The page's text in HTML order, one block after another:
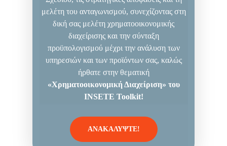
μελέτη του ανταγωνισμού, συνεχίζοντας στη
δική σας μελέτη χρηματοοικονομικής
διαχείρισης και την σύνταξη
προϋπολογισμού μέχρι την ανάλυση των
υπηρεσιών και των προϊόντων σας, καλώς
ήρθατε στην θεματική
«Χρηματοοικονομική Διαχείριση» του
INSETE Toolkit!
ΑΝΑΚΑΛΥΨΤΕ!